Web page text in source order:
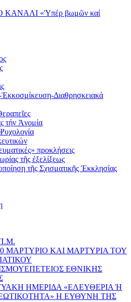
ΚΑΝΑΛΙ «Ὑπέρ βωμῶν καί
Διαθρησκειακά
τήν Ἀνομία
προκλήσεις
τῆς ἐξελίξεως
τῆς Σχισματικῆς Ἐκκλησίας
ΜΑΡΤΥΡΙΟ ΚΑI ΜΑΡΤΥΡIΑ ΤΟΥ
EΘΝΙΚHΣ
ΗΜΕΡΙΔΑ «EΛΕΥΘΕΡΙΑ Ή
Η ΕΥΘΥΝΗ ΤΗΣ